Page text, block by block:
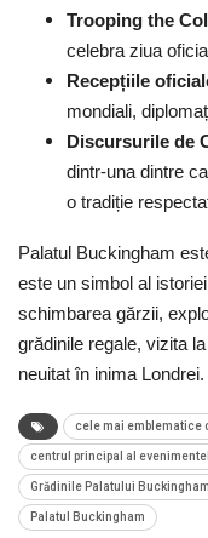
Trooping the
celebra ziua
Recepțiile
mondiali,
Discursurile de
dintr-una dintre
o tradiție
Palatul Buckingham
este un simbol al
schimbarea gărzii,
grădinile regale, vizita
neuitat în inima Londrei.
cele mai emblematice
centrul principal al
Grădinile Palatului Buckingham
Palatul Buckingham